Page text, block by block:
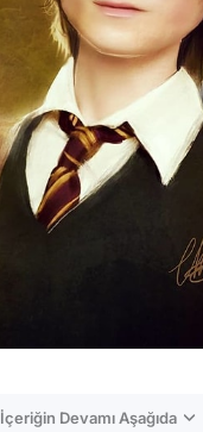
İçeriğin Devamı Aşağıda